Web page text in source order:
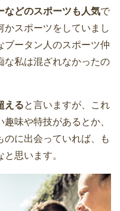
などのスポーツも人気で
かスポーツをしていまし
ブータン人のスポーツ仲
な私は混ざれなかったの
えると言いますが、これ
味や特技があるとか、
のに出会っていれば、も
思います。